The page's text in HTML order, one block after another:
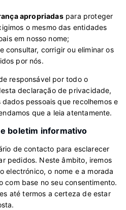
apropriadaspara proteger
o mesmo das entidades
em nosso nome;
consultar, corrigir ou eliminar os
por nós.
responsável por todo o
declaração de privacidade,
pessoais que recolhemos e
que a leia atentamente.
boletim informativo
de contacto para esclarecer
pedidos. Neste âmbito, iremos
electrónico, o nome e a morada
com base no seu consentimento.
até termos a certeza de estar